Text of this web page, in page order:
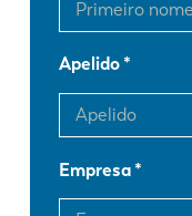
Apelido
Empresa